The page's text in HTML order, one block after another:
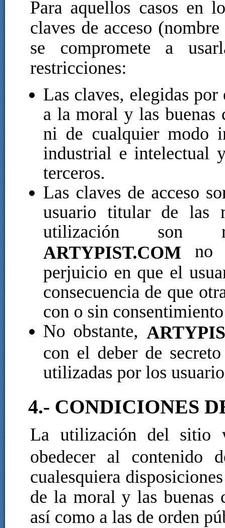
Para aquellos casos en
claves de acceso
se compromete a
restricciones:
Las claves, elegidas
a la moral y las buenas
ni de cualquier modo
industrial e intelectual
terceros.
Las claves de acceso
usuario titular de las
utilización son
ARTYPIST.COM no
perjuicio en que el
consecuencia de que
con o sin
No obstante,
con el deber de
utilizadas por los
4.- CONDICIONES
La utilización del
obedecer al contenido
cualesquiera
de la moral y las buenas
así como a las de orden